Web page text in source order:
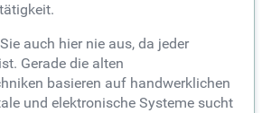
auch hier nie aus, da jeder
Gerade die alten
basieren auf handwerklichen
und elektronische Systeme sucht